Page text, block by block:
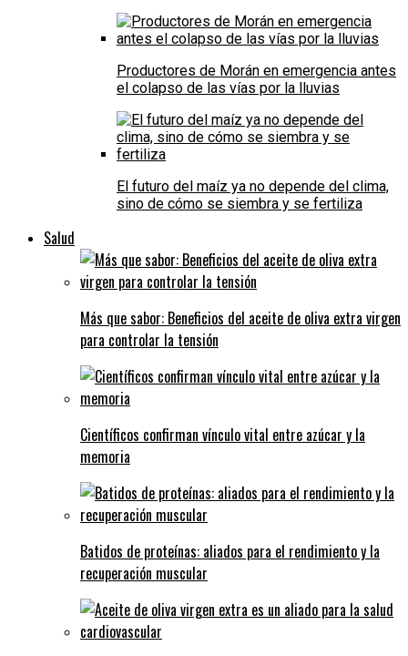
Productores de Morán en emergencia antes
el colapso de las vías por la lluvias
El futuro del maíz ya no depende del clima,
sino de cómo se siembra y se fertiliza
Salud
Más que sabor: Beneficios del aceite de oliva extra virgen
para controlar la tensión
Científicos confirman vínculo vital entre azúcar y la
memoria
Batidos de proteínas: aliados para el rendimiento y la
recuperación muscular